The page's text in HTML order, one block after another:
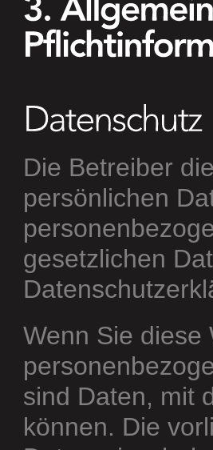
Die Betreiber
persönlichen
gesetzlichen
Wenn Sie diese
sind Daten, mit
können. Die